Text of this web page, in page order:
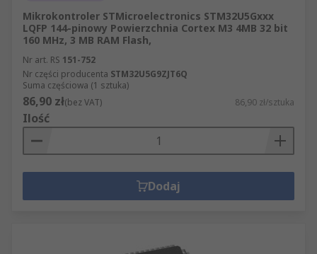
CISC = komputer o złożonym zestawie
instrukcji
Architektura Harvard
RISC = komputer o zredukowanym zestawie
instrukcji
MIPS = mikroprocesor bez blokowania
etapów potoków.
Mikrokontroler STMicroelectronics STM32U5Gxxx
LQFP 144-pinowy Powierzchnia Cortex M3 4MB 32 bit
160 MHz, 3 MB RAM Flash,
Nr art. RS 151-752
Nr części producenta STM32U5G9ZJT6Q
Suma częściowa (1 sztuka)
86,90 zł(bez VAT) 86,90 zł/sztuka
Ilość
Dodaj